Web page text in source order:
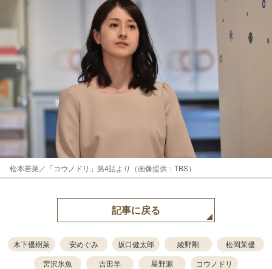
松本若菜／「コウノドリ」第4話より（画像提供：TBS）
記事に戻る
木下優樹菜 安めぐみ 坂口健太郎 綾野剛
松岡茉優
宮沢氷魚
吉田羊 星野源
コウノドリ